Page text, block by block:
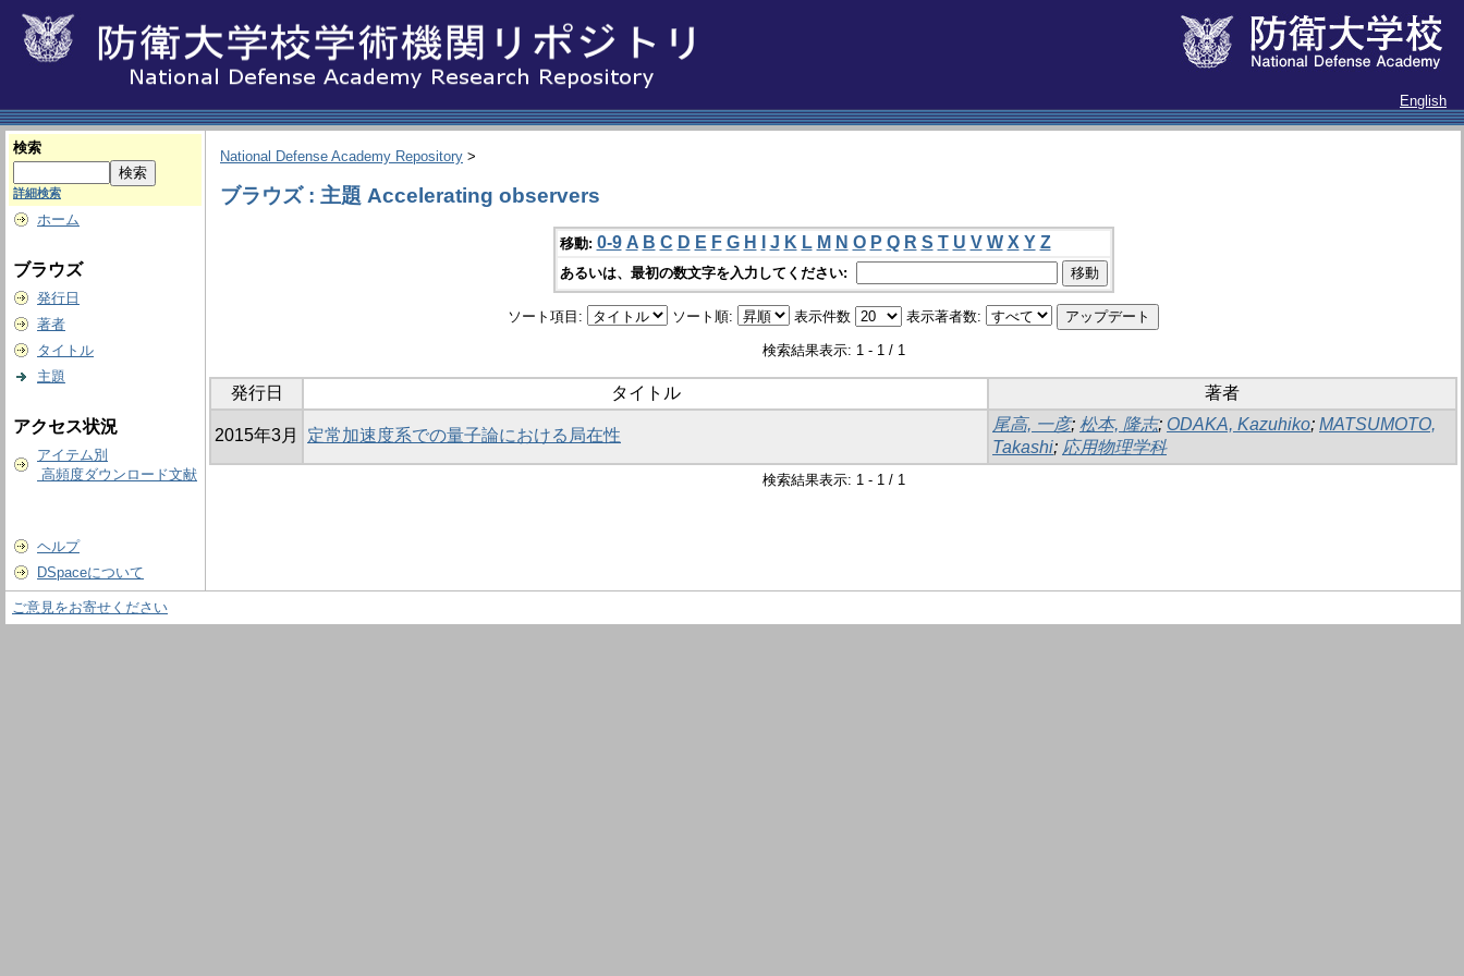
English
検索
詳細検索
ホーム
ブラウズ
発行日
著者
タイトル
主題
アクセス状況
アイテム別
高頻度ダウンロード文献
ヘルプ
DSpaceについて
National Defense Academy Repository >
ブラウズ : 主題 Accelerating observers
移動: 0-9 A B C D E F G H J K L M N O P Q R S T U V W X Y Z
あるいは、最初の数文字を入力してください:
ソート項目: ソート順: 表示件数 表示著者数:
検索結果表示: 1 - 1 / 1
発行日 タイトル 著者
2015年3月 定常加速度系での量子論における局在性
尾高, 一彦; 松本, 隆志; ODAKA, Kazuhiko; MATSUMOTO,
Takashi; 応用物理学科
検索結果表示: 1 - 1 / 1
ご意見をお寄せください